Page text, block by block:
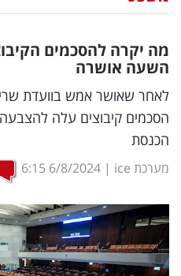
דיגיטל
וטק
שיווק
ופרסום
מדדים
ומחקרים
מה יקרה להסכמים
השעה אושרה
לאחר שאושר אמש בוועדת
הסכמים קיבוצים עלה
הכנסת
מערכת ice |
6/8/2024
6:15